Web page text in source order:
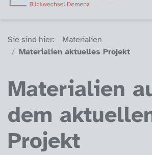
Sie sind hier (Breadcrumb)
Sie sind hier:
Materialien
Materialien aktuelles Projekt
Materialien
dem
Projekt